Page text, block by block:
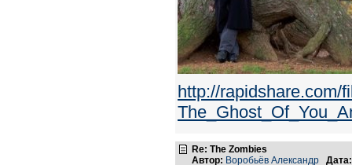
http://rapidshare.com/
Re: The Zombies
Автор: Воробьёв Александр Дата: